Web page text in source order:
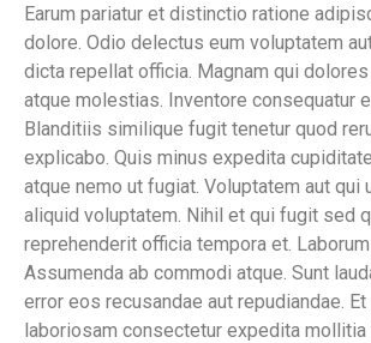
Earum pariatur et distinctio ratione
dolore. Odio delectus eum voluptatem
dicta repellat officia. Magnam qui
atque molestias. Inventore consequatur
Blanditiis similique fugit tenetur quod
explicabo. Quis minus expedita
atque nemo ut fugiat. Voluptatem aut qui
aliquid voluptatem. Nihil et qui fugit sed
reprehenderit officia tempora et.
Assumenda ab commodi atque. Sunt
error eos recusandae aut repudiandae. Et
laboriosam consectetur expedita mollitia